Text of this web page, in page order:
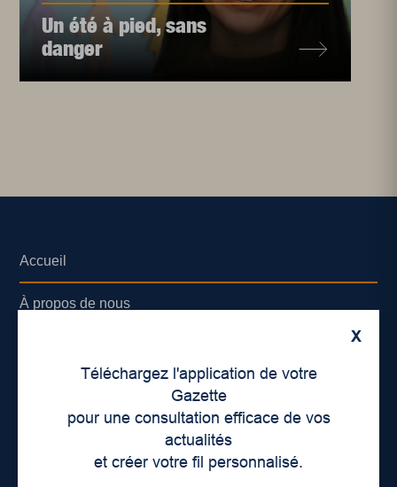
Un été à pied, sans
danger
X
Téléchargez l'application de votre
Gazette
pour une consultation efficace de vos
actualités
et créer votre fil personnalisé.
Accueil
À propos de nous
Lieux de distribution